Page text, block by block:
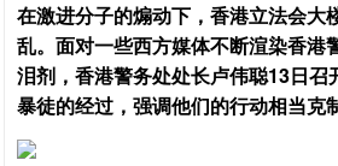
在激进分子的煽动下，香港立法会大
乱。面对一些西方媒体不断渲染香港
泪剂，香港警务处处长卢伟聪13日召
暴徒的经过，强调他们的行动相当克